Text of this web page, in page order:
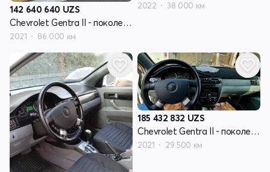
142 640 640 UZS
Chevrolet Gentra II - поколение
2021 86 000 км
2022 38 000 км
185 432 832 UZS
Chevrolet Gentra II - поколение
2021 29 500 км